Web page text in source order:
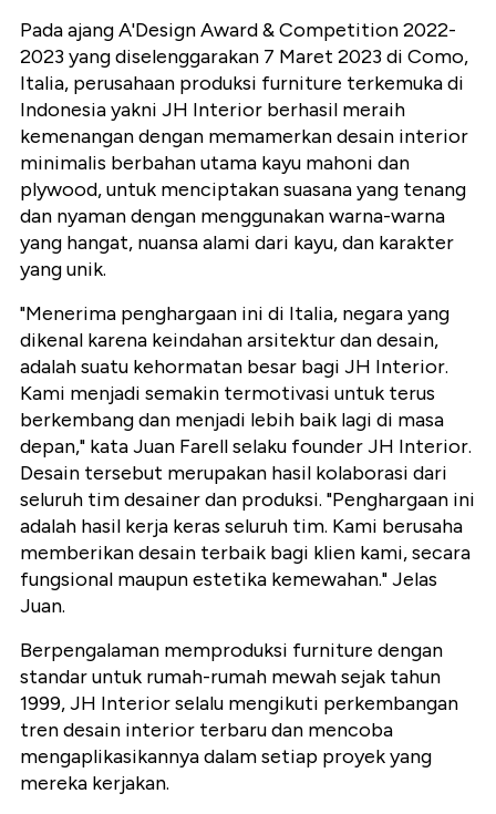
Pada ajang A'Design Award & Competition 2022-
2023 yang diselenggarakan 7 Maret 2023 di Como,
Italia, perusahaan produksi furniture terkemuka di
Indonesia yakni JH Interior berhasil meraih
kemenangan dengan memamerkan desain interior
minimalis berbahan utama kayu mahoni dan
plywood, untuk menciptakan suasana yang tenang
dan nyaman dengan menggunakan warna-warna
yang hangat, nuansa alami dari kayu, dan karakter
yang unik.
"Menerima penghargaan ini di Italia, negara yang
dikenal karena keindahan arsitektur dan desain,
adalah suatu kehormatan besar bagi JH Interior.
Kami menjadi semakin termotivasi untuk terus
berkembang dan menjadi lebih baik lagi di masa
depan," kata Juan Farell selaku founder JH Interior.
Desain tersebut merupakan hasil kolaborasi dari
seluruh tim desainer dan produksi. "Penghargaan ini
adalah hasil kerja keras seluruh tim. Kami berusaha
memberikan desain terbaik bagi klien kami, secara
fungsional maupun estetika kemewahan." Jelas
Juan.
Berpengalaman memproduksi furniture dengan
standar untuk rumah-rumah mewah sejak tahun
1999, JH Interior selalu mengikuti perkembangan
tren desain interior terbaru dan mencoba
mengaplikasikannya dalam setiap proyek yang
mereka kerjakan.